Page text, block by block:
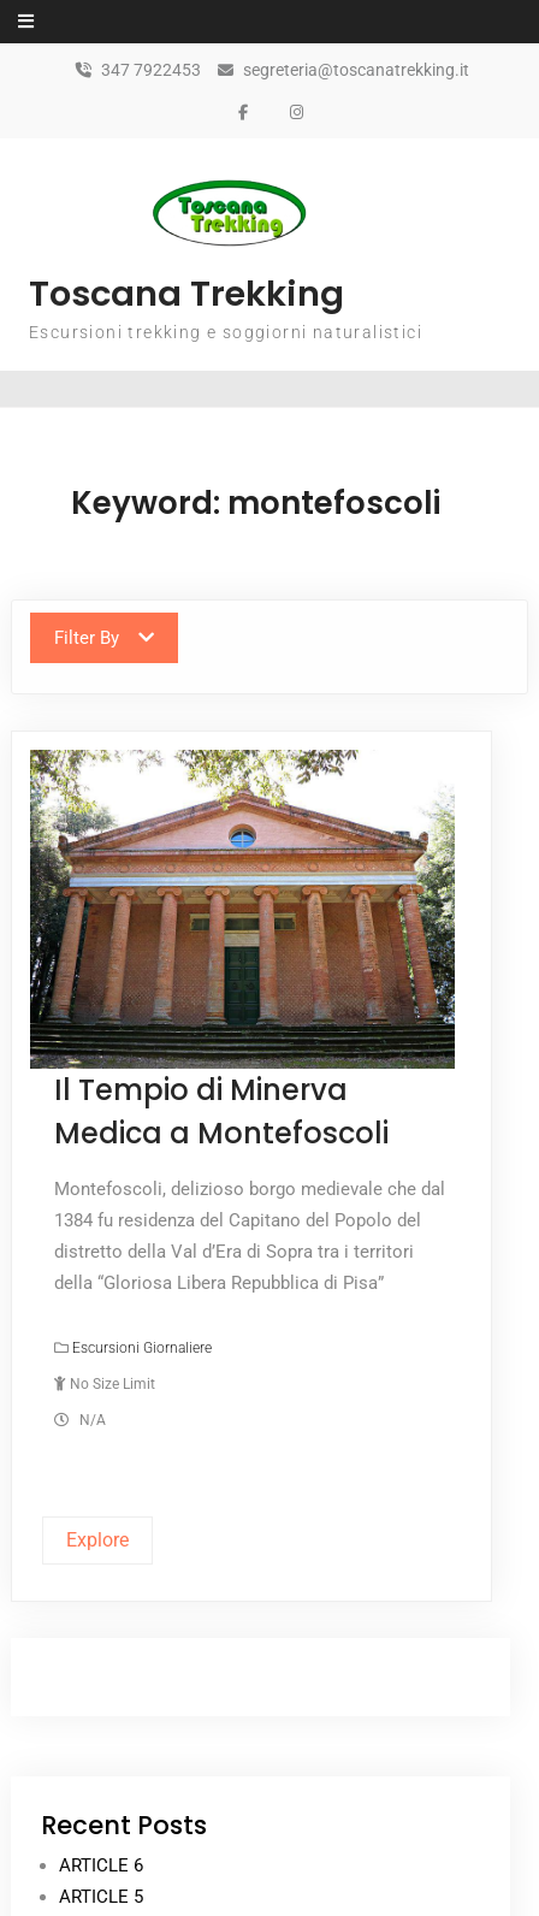
347 7922453 segreteria@toscanatrekking.it
Toscana Trekking
Escursioni trekking e soggiorni naturalistici
Keyword: montefoscoli
Filter By
Il Tempio di Minerva
Medica a Montefoscoli
Montefoscoli, delizioso borgo medievale che dal
1384 fu residenza del Capitano del Popolo del
distretto della Val d’Era di Sopra tra i territori
della “Gloriosa Libera Repubblica di Pisa”
Escursioni Giornaliere
No Size Limit
N/A
Explore
Recent Posts
ARTICLE 6
ARTICLE 5